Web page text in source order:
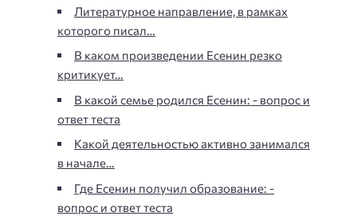
Литературное направление, в рамках
которого писал…
В каком произведении Есенин резко
критикует…
В какой семье родился Есенин: - вопрос и
ответ теста
Какой деятельностью активно занимался
в начале…
Где Есенин получил образование: -
вопрос и ответ теста